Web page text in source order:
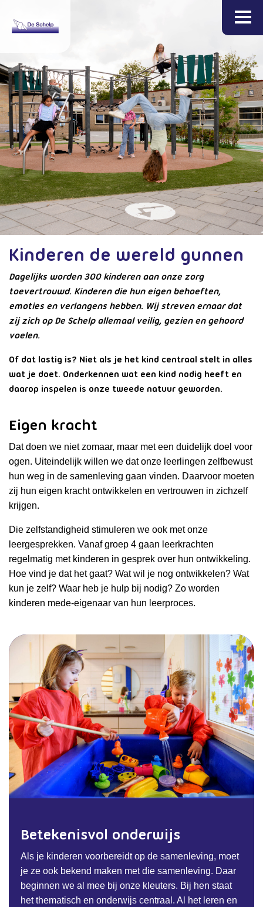
Kinderen de wereld gunnen
Dagelijks worden 300 kinderen aan onze zorg
toevertrouwd. Kinderen die hun eigen behoeften,
emoties en verlangens hebben. Wij streven ernaar dat
zij zich op De Schelp allemaal veilig, gezien en gehoord
voelen.
Of dat lastig is? Niet als je het kind centraal stelt in alles
wat je doet. Onderkennen wat een kind nodig heeft en
daarop inspelen is onze tweede natuur geworden.
Eigen kracht
Dat doen we niet zomaar, maar met een duidelijk doel voor
ogen. Uiteindelijk willen we dat onze leerlingen zelfbewust
hun weg in de samenleving gaan vinden. Daarvoor moeten
zij hun eigen kracht ontwikkelen en vertrouwen in zichzelf
krijgen.
Die zelfstandigheid stimuleren we ook met onze
leergesprekken. Vanaf groep 4 gaan leerkrachten
regelmatig met kinderen in gesprek over hun ontwikkeling.
Hoe vind je dat het gaat? Wat wil je nog ontwikkelen? Wat
kun je zelf? Waar heb je hulp bij nodig? Zo worden
kinderen mede-eigenaar van hun leerproces.
Betekenisvol onderwijs
Als je kinderen voorbereidt op de samenleving, moet
je ze ook bekend maken met die samenleving. Daar
beginnen we al mee bij onze kleuters. Bij hen staat
het thematisch en onderwijs centraal. Al het leren en